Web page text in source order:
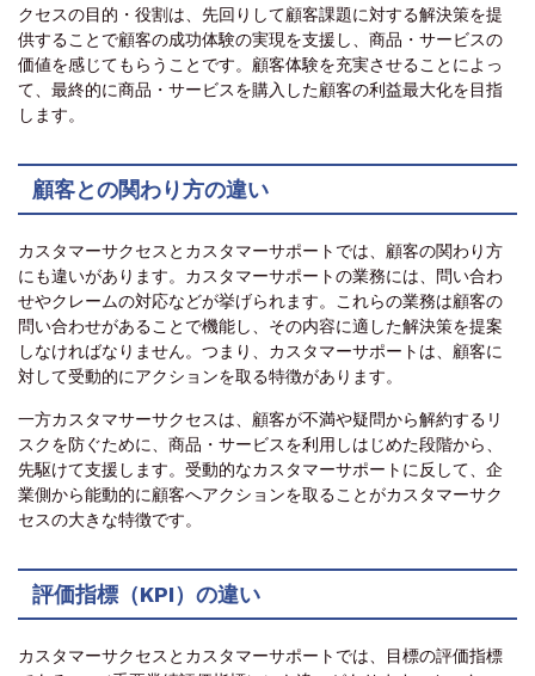
クセスの目的・役割は、先回りして顧客課題に対する解決策を提
供することで顧客の成功体験の実現を支援し、商品・サービスの
価値を感じてもらうことです。顧客体験を充実させることによっ
て、最終的に商品・サービスを購入した顧客の利益最大化を目指
します。
顧客との関わり方の違い
カスタマーサクセスとカスタマーサポートでは、顧客の関わり方
にも違いがあります。カスタマーサポートの業務には、問い合わ
せやクレームの対応などが挙げられます。これらの業務は顧客の
問い合わせがあることで機能し、その内容に適した解決策を提案
しなければなりません。つまり、カスタマーサポートは、顧客に
対して受動的にアクションを取る特徴があります。
一方カスタマサーサクセスは、顧客が不満や疑問から解約するリ
スクを防ぐために、商品・サービスを利用しはじめた段階から、
先駆けて支援します。受動的なカスタマーサポートに反して、企
業側から能動的に顧客へアクションを取ることがカスタマーサク
セスの大きな特徴です。
評価指標（KPI）の違い
カスタマーサクセスとカスタマーサポートでは、目標の評価指標